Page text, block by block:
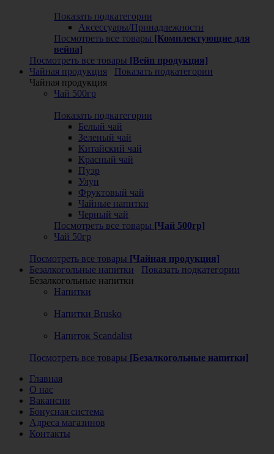
Показать подкатегории
Аксессуары/Принадлежности
Посмотреть все товары [Комплектующие для
вейпа]
Посмотреть все товары [Вейп продукция]
Чайная продукция
Показать подкатегории
Чайная продукция
Чай 500гр
Показать подкатегории
Белый чай
Зеленый чай
Китайский чай
Красный чай
Пуэр
Улун
Фруктовый чай
Чайные напитки
Черный чай
Посмотреть все товары [Чай 500гр]
Чай 50гр
Посмотреть все товары [Чайная продукция]
Безалкогольные напитки
Показать подкатегории
Безалкогольные напитки
Напитки
Напитки Brusko
Напиток Scandalist
Посмотреть все товары [Безалкогольные напитки]
Главная
О нас
Вакансии
Бонусная система
Адреса магазинов
Контакты